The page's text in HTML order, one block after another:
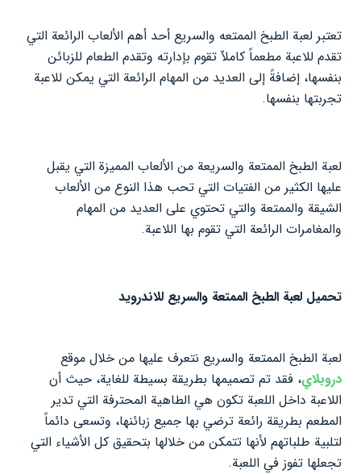
تعتبر لعبة الطبخ الممتعه والسريع أحد أهم الألعاب الرائعة التي
تقدم للاعبة مطعماً كاملاّ تقوم بإدارته وتقدم الطعام للزبائن
بنفسها، إضافةً إلى العديد من المهام الرائعة التي يمكن للاعبة
تجربتها بنفسها.
لعبة الطبخ الممتعة والسريعة من الألعاب المميزة التي يقبل
عليها الكثير من الفتيات التي تحب هذا النوع من الألعاب
الشيقة والممتعة والتي تحتوي على العديد من المهام
والمغامرات الرائعة التي تقوم بها اللاعبة.
تحميل لعبة الطبخ الممتعة والسريع للاندرويد
لعبة الطبخ الممتعة والسريع نتعرف عليها من خلال موقع
دروبلاي، فقد تم تصميمها بطريقة بسيطة للغاية، حيث أن
اللاعبة داخل اللعبة تكون هي الطاهية المحترفة التي تدير
المطعم بطريقة رائعة ترضي بها جميع زبائنها، وتسعى دائماً
لتلبية طلباتهم لأنها تتمكن من خلالها بتحقيق كل الأشياء التي
تجعلها تفوز في اللعبة.